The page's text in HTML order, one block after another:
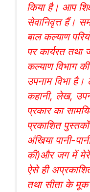
किया है। आप
सेवानिवृत्त हैं।
बाल कल्याण
पर कार्यरत
कल्याण विभाग
उपनाम विभा
कहानी, लेख,
प्रकार का
प्रकाशित
अंखिया पानी-
की)और जग में मेरे
ऐसे ही
तथा सीता के